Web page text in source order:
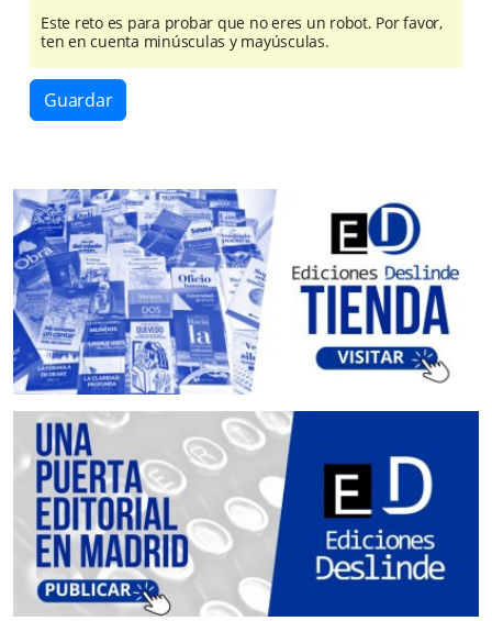
Este reto es para probar que no eres un robot. Por favor,
ten en cuenta minúsculas y mayúsculas.
Guardar